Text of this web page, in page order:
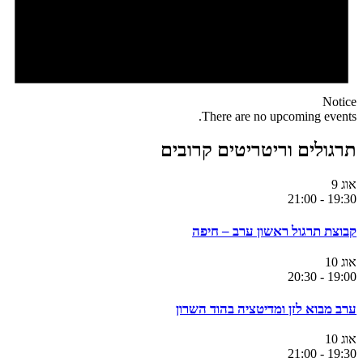
Notice
There are no upcoming events.
תרגולים וריטריטים קרובים
אוג 9
19:30
-
21:00
קבוצת תרגול ראשון ערב – חיפה
אוג 10
19:00
-
20:30
ערב מבוא לזן ומדיטציה בהוד השרון
אוג 10
19:30
-
21:00